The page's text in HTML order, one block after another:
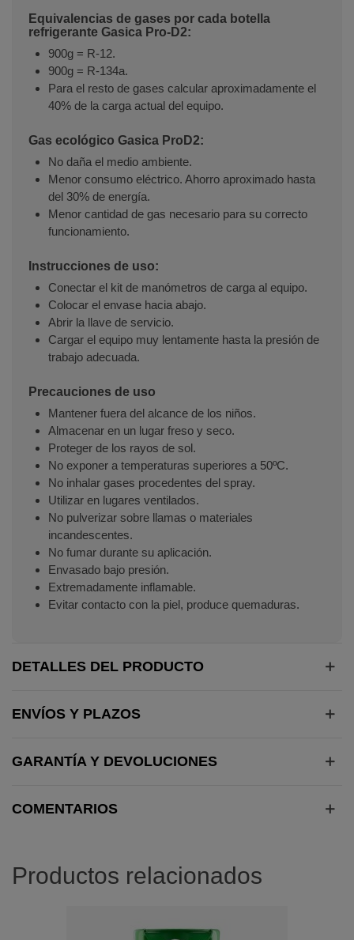
Equivalencias de gases por cada botella
refrigerante Gasica Pro-D2:
900g = R-12.
900g = R-134a.
Para el resto de gases calcular aproximadamente el
40% de la carga actual del equipo.
Gas ecológico Gasica ProD2:
No daña el medio ambiente.
Menor consumo eléctrico. Ahorro aproximado hasta
del 30% de energía.
Menor cantidad de gas necesario para su correcto
funcionamiento.
Instrucciones de uso:
Conectar el kit de manómetros de carga al equipo.
Colocar el envase hacia abajo.
Abrir la llave de servicio.
Cargar el equipo muy lentamente hasta la presión de
trabajo adecuada.
Precauciones de uso
Mantener fuera del alcance de los niños.
Almacenar en un lugar freso y seco.
Proteger de los rayos de sol.
No exponer a temperaturas superiores a 50ºC.
No inhalar gases procedentes del spray.
Utilizar en lugares ventilados.
No pulverizar sobre llamas o materiales
incandescentes.
No fumar durante su aplicación.
Envasado bajo presión.
Extremadamente inflamable.
Evitar contacto con la piel, produce quemaduras.
DETALLES DEL PRODUCTO
ENVÍOS Y PLAZOS
GARANTÍA Y DEVOLUCIONES
COMENTARIOS
Productos relacionados